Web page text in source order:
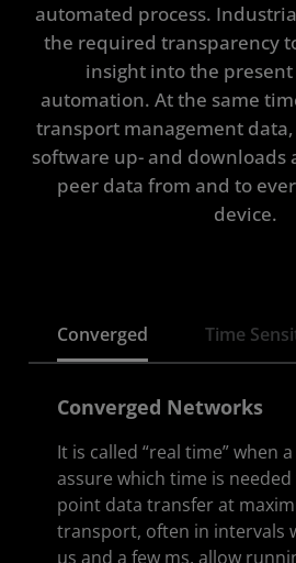
automated process.
the required transparency
insight into the
automation. At the same
transport management
software up- and downloads
peer data from and to
device.
Converged Time
Converged Networks
It is called “real time” when
assure which time is
point data transfer at
transport, often in intervals
µs and a few ms, allow